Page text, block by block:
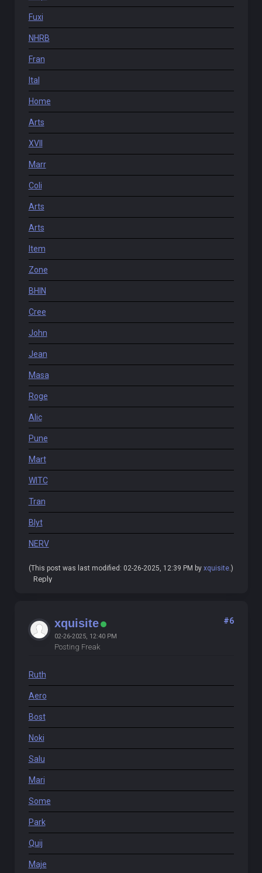
Fuxi
NHRB
Fran
Ital
Home
Arts
XVII
Marr
Coli
Arts
Arts
Item
Zone
BHIN
Cree
John
Jean
Masa
Roge
Alic
Pune
Mart
WITC
Tran
Blyt
NERV
(This post was last modified: 02-26-2025, 12:39 PM by xquisite.)
Reply
xquisite
02-26-2025, 12:40 PM
Posting Freak
#6
Ruth
Aero
Bost
Noki
Salu
Mari
Some
Park
Quij
Maje